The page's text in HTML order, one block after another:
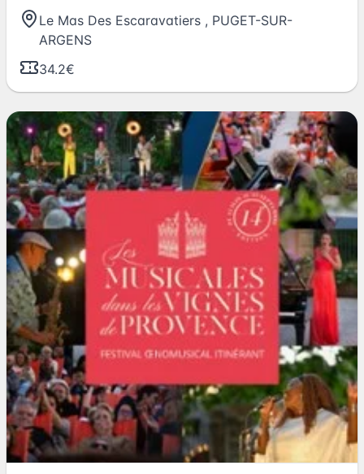
Le Mas Des Escaravatiers , PUGET-SUR-
ARGENS
34.2€